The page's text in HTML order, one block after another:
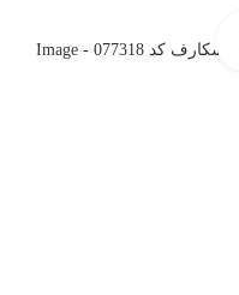
بزرگنمایی تصویر